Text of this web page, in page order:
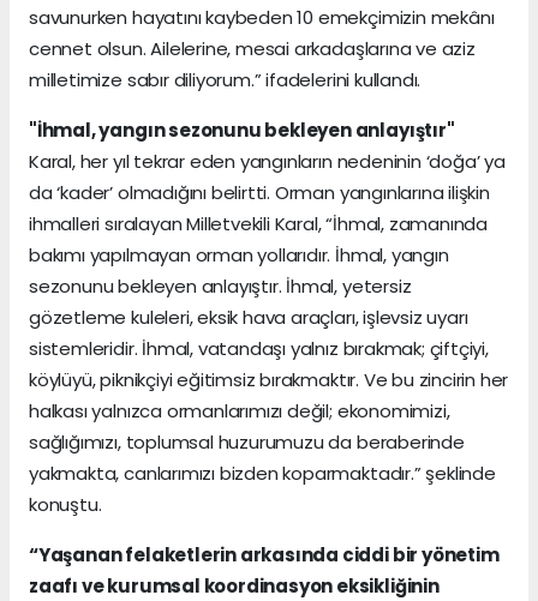
savunurken hayatını kaybeden 10 emekçimizin mekânı
cennet olsun. Ailelerine, mesai arkadaşlarına ve aziz
milletimize sabır diliyorum.” ifadelerini kullandı.
"İhmal, yangın sezonunu bekleyen anlayıştır"
Karal, her yıl tekrar eden yangınların nedeninin ‘doğa’ ya
da ‘kader’ olmadığını belirtti. Orman yangınlarına ilişkin
ihmalleri sıralayan Milletvekili Karal, “İhmal, zamanında
bakımı yapılmayan orman yollarıdır. İhmal, yangın
sezonunu bekleyen anlayıştır. İhmal, yetersiz
gözetleme kuleleri, eksik hava araçları, işlevsiz uyarı
sistemleridir. İhmal, vatandaşı yalnız bırakmak; çiftçiyi,
köylüyü, piknikçiyi eğitimsiz bırakmaktır. Ve bu zincirin her
halkası yalnızca ormanlarımızı değil; ekonomimizi,
sağlığımızı, toplumsal huzurumuzu da beraberinde
yakmakta, canlarımızı bizden koparmaktadır.” şeklinde
konuştu.
“Yaşanan felaketlerin arkasında ciddi bir yönetim
zaafı ve kurumsal koordinasyon eksikliğinin